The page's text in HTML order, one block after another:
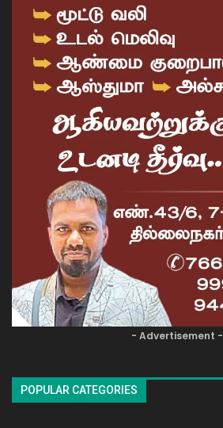
- Advertisement -
POPULAR CATEGORIES